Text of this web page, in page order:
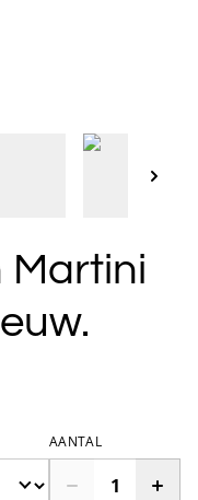
Martini
AANTAL